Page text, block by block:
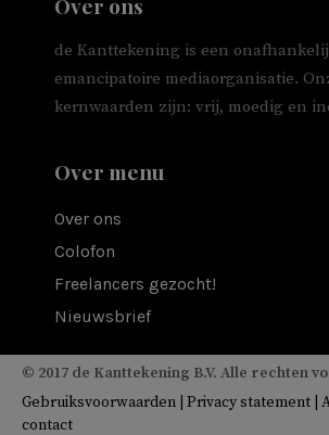
Over ons
de Kanttekening is een
emancipatoire mediaorganisatie.
kernwaarden zijn: vrij, moedig en
Over menu
Over ons
Colofon
Freelancers gezocht!
Nieuwsbrief
© 2017 de Kanttekening B.V. Alle rechten
Gebruiksvoorwaarden Privacy statement
contact